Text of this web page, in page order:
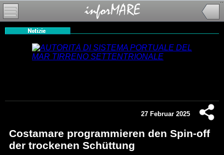
27 Februar 2025
Costamare programmieren den Spin-off
der trockenen Schüttung